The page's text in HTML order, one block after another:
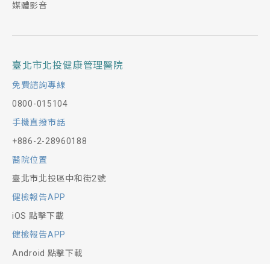
媒體影音
臺北市北投健康管理醫院
免費諮詢專線
0800-015104
手機直撥市話
+886-2-28960188
醫院位置
臺北市北投區中和街2號
健檢報告APP
iOS 點擊下載
健檢報告APP
Android 點擊下載